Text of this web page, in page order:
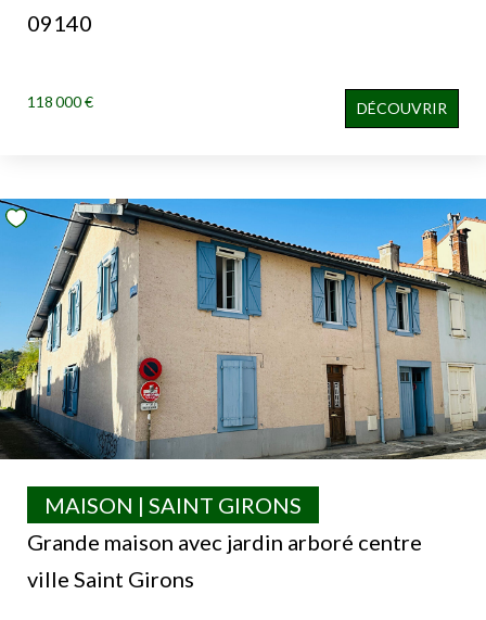
09140
118 000 € DÉCOUVRIR
Grande maison avec jardin arboré centre
ville Saint Girons
MAISON | SAINT GIRONS